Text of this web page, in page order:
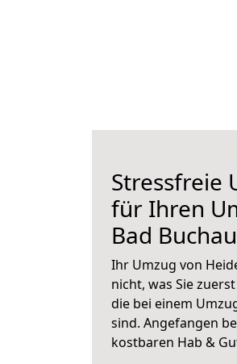
Stressfreie
für Ihren
Bad Buchau
Ihr Umzug von
nicht, was Sie
die bei einem
sind. Angefangen
kostbaren Hab &